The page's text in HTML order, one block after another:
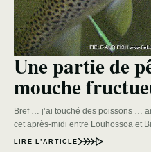
Une partie de
mouche
Bref … j’ai touché des poissons …
cet après-midi entre Louhossoa et
LIRE L’ARTICLE